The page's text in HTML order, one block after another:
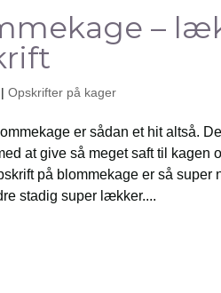
–
| Opskrifter på kager
er sådan et hit altså.
at give så meget saft til kagen
på blommekage er så super
stadig super lækker....